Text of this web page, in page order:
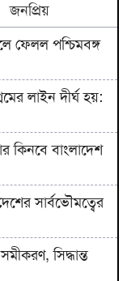
জনপ্রিয়
ফেলল পশ্চিমবঙ্গ
লাইন দীর্ঘ হয়:
কিনবে বাংলাদেশ
সার্বভৌমত্বের
সিদ্ধান্ত